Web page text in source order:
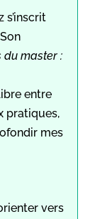
s’inscrit
du master :
entre
pratiques,
mes
vers